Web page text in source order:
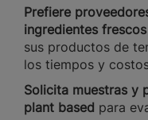
Prefiere
ingredientes
sus productos de
los tiempos y
Solicita muestras y
plant based para